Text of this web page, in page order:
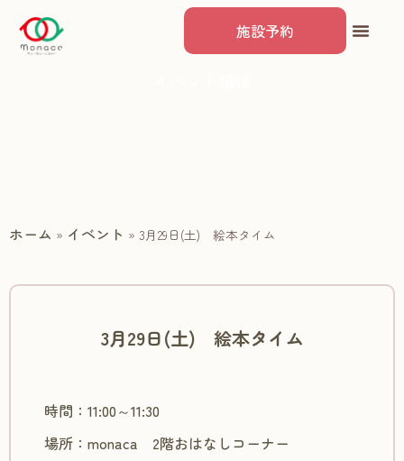
施設予約
ホーム » イベント » 3月29日(土) 絵本タイム
3月29日(土) 絵本タイム
時間：11:00～11:30
場所：monaca 2階おはなしコーナー